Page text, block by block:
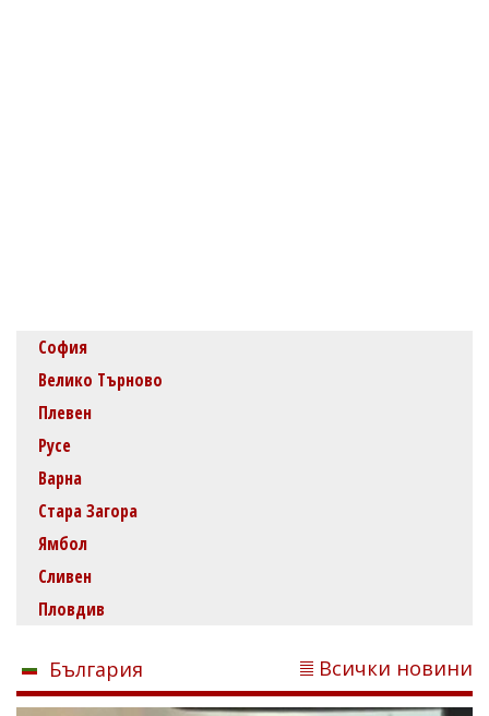
София
Велико Търново
Плевен
Русе
Варна
Стара Загора
Ямбол
Сливен
Пловдив
България Всички новини